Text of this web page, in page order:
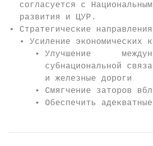
согласуется с
  развития и ЦУР.
• Стратегические направления
• Усиление экономических
• Улучшение
субнациональной
       и железные дороги
• Смягчение заторов
• Обеспечить